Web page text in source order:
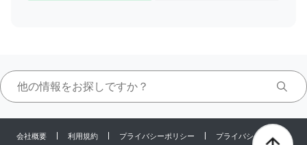
会社概要 利用規約 プライバシーポリシー プライバシーセンター